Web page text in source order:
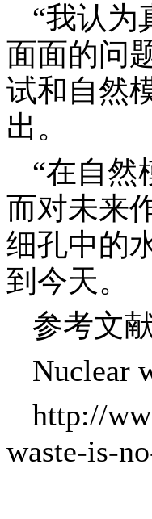
“我认为
面面的问
试和自然
出。
“在自然
而对未来
细孔中的
到今天。
参考文献
Nuclear
http://
waste-is-